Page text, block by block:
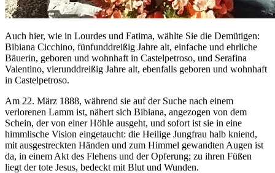
Auch hier, wie in Lourdes und Fatima, wählte Sie die Demütigen:
Bibiana Cicchino, fünfunddreißig Jahre alt, einfache und ehrliche
Bäuerin, geboren und wohnhaft in Castelpetroso, und Serafina
Valentino, vierunddreißig Jahre alt, ebenfalls geboren und wohnhaft
in Castelpetroso.
Am 22. März 1888, während sie auf der Suche nach einem
verlorenen Lamm ist, nähert sich Bibiana, angezogen von dem
Schein, der von einer Höhle ausgeht, und sofort ist sie in eine
himmlische Vision eingetaucht: die Heilige Jungfrau halb kniend,
mit ausgestreckten Händen und zum Himmel gewandten Augen ist
da, in einem Akt des Flehens und der Opferung; zu ihren Füßen
liegt der tote Jesus, bedeckt mit Blut und Wunden.